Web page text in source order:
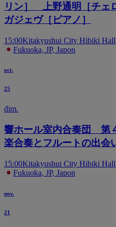
リン］ 上野通明［チェ
ガジェヴ［ピアノ］
15:00Kitakyushui City Hibiki Hall
Fukuoka, JP, Japon
oct.
25
dim.
響ホール室内合奏団 第
楽合奏とフルートの出会
15:00Kitakyushui City Hibiki Hall
Fukuoka, JP, Japon
nov.
21